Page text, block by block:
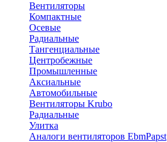
Вентиляторы
Компактные
Осевые
Радиальные
Тангенциальные
Центробежные
Промышленные
Аксиальные
Автомобильные
Вентиляторы Krubo
Радиальные
Улитка
Аналоги вентиляторов EbmPapst